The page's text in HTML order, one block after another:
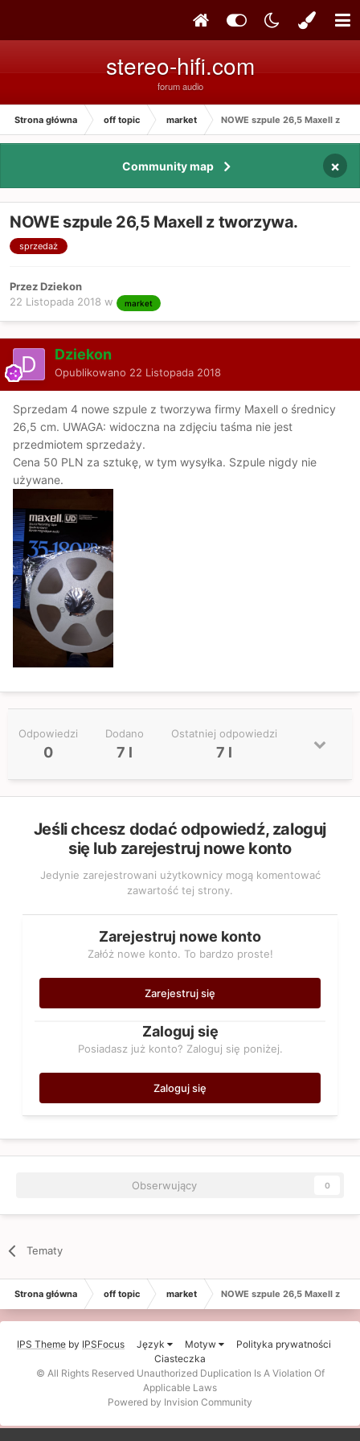
stereo-hifi.com
forum audio
Strona główna off topic market NOWE szpule 26,5 Maxell z
Community map ×
NOWE szpule 26,5 Maxell z tworzywa.
sprzedaż
Przez Dziekon
22 Listopada 2018 w market
Dziekon
Opublikowano 22 Listopada 2018
Sprzedam 4 nowe szpule z tworzywa firmy Maxell o średnicy
26,5 cm. UWAGA: widoczna na zdjęciu taśma nie jest
przedmiotem sprzedaży.
Cena 50 PLN za sztukę, w tym wysyłka. Szpule nigdy nie
używane.
Odpowiedzi
0
Dodano
7 l
Ostatniej odpowiedzi
7 l
Jeśli chcesz dodać odpowiedź, zaloguj
się lub zarejestruj nowe konto
Jedynie zarejestrowani użytkownicy mogą komentować
zawartość tej strony.
Zarejestruj nowe konto
Załóż nowe konto. To bardzo proste!
Zarejestruj się
Zaloguj się
Posiadasz już konto? Zaloguj się poniżej.
Zaloguj się
Obserwujący 0
Tematy
Strona główna off topic market NOWE szpule 26,5 Maxell z
IPS Theme by IPSFocus Język Motyw
Polityka prywatności
Ciasteczka
© All Rights Reserved Unauthorized Duplication Is A Violation Of
Applicable Laws
Powered by Invision Community